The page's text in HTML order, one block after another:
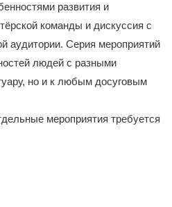
развития и
команды и дискуссия с
аудитории. Серия мероприятий
людей с разными
но и к любым досуговым
мероприятия требуется